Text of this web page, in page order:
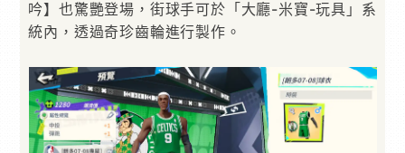
吟】也驚艷登場，街球手可於「大廳-米寶-玩具」系
統內，透過奇珍齒輪進行製作。